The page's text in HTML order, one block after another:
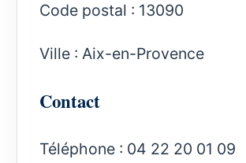
Code postal : 13090
Ville : Aix-en-Provence
Contact
Téléphone : 04 22 20 01 09